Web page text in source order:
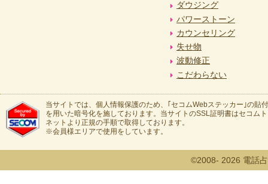
ダウジング
パワーストーン
カウンセリング
失せ物
波動修正
こだわらない
当サイトでは、個人情報保護のため、｢セコムWebステッカー｣の貼
を用いた暗号化を施しております。当サイトのSSL証明書はセコム
ネットより正規の手順で取得しております。
※会員様エリアで使用をしています。
©2008- 2026 電話